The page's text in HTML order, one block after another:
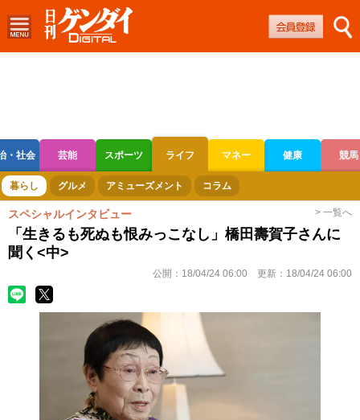
・社会 芸能 スポーツ ライフ マネー 健康 競馬
ボートレース 競輪 オートレース
暮らし グルメ アミューズメント コラム
スペシャルインタビュー > 一覧へ
「生きるも死ぬも恨みっこなし」橋田壽賀子さんに
聞く<中>
公開： 18/04/24 06:00 更新： 18/04/24 06:00